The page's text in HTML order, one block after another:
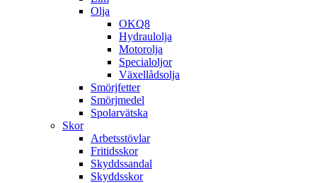
Olja
OKQ8
Hydraulolja
Motorolja
Specialoljor
Växellådsolja
Smörjfetter
Smörjmedel
Spolarvätska
Skor
Arbetsstövlar
Fritidsskor
Skyddssandal
Skyddsskor